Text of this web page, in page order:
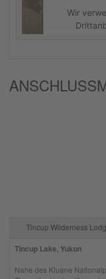
Wir
stimmen
zu, um
Tincup Wilderness
Tincup Lake, Yukon
Nahe des Kluane